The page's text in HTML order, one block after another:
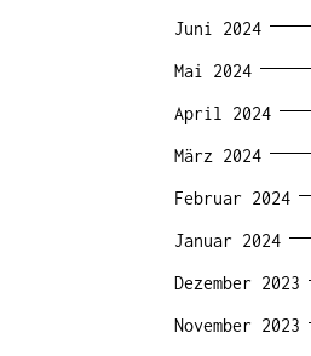
Juni 2024
Mai 2024
April 2024
März 2024
Februar 2024
Januar 2024
Dezember 2023
November 2023